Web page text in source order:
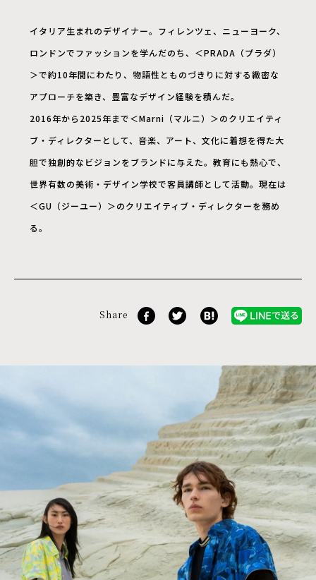
イタリア生まれのデザイナー。フィレンツェ、ニューヨーク、
ロンドンでファッションを学んだのち、＜PRADA（プラダ）
＞で約10年間にわたり、物語性とものづきりに対する緻密な
アプローチを築き、豊富なデザイン経験を積んだ。
2016年から2025年まで＜Marni（マルニ）＞のクリエイティ
ブ・ディレクターとして、音楽、アート、文化に着想を得た大
胆で独創的なビジョンをブランドに与えた。教育にも熱心で、
世界有数の美術・デザイン学校で客員講師として活動。現在は
＜GU（ジーユー）＞のクリエイティブ・ディレクターを務め
る。
Share